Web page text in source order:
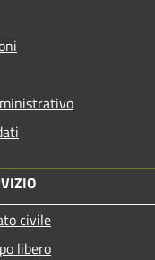
civile
libero